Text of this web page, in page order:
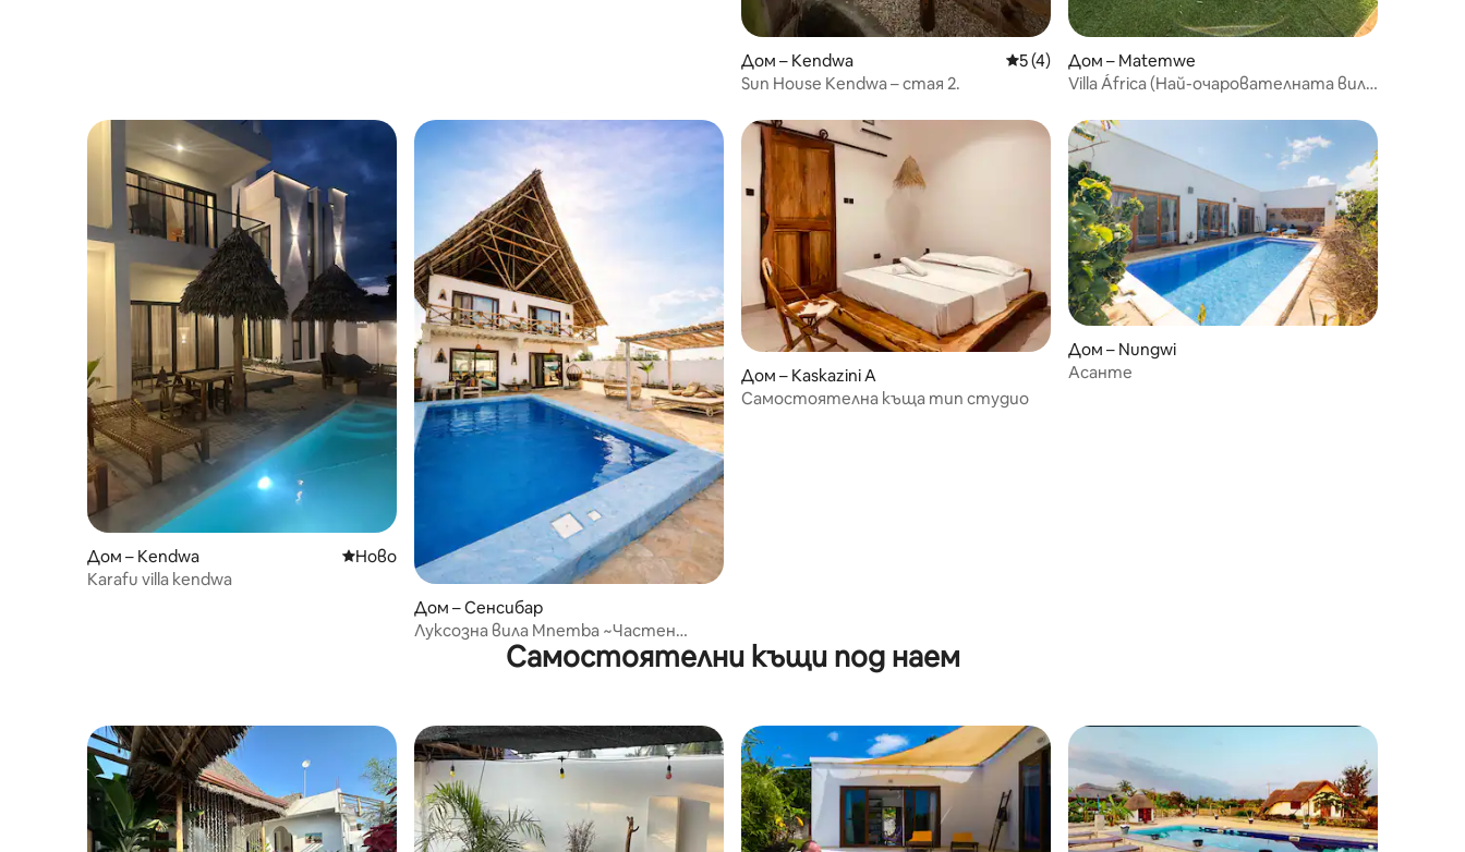
Дом – Kendwa Средна оценка: 5 от 5, 4 отзива
5 (4)
Sun House Kendwa – стая 2.
Дом – Matemwe
Villa África (Най-очарователната вила
Дом – Kendwa Ново място за отсядане
Ново
Karafu villa kendwa
Дом – Сенсибар
Луксозна вила Mnemba ~Частен
басейн ~100 м до плажа
Дом – Kaskazini A
Самостоятелна къща тип студио
Дом – Nungwi
Асанте
Самостоятелни къщи под наем